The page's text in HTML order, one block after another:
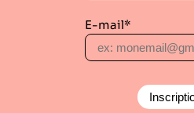
E-mail*